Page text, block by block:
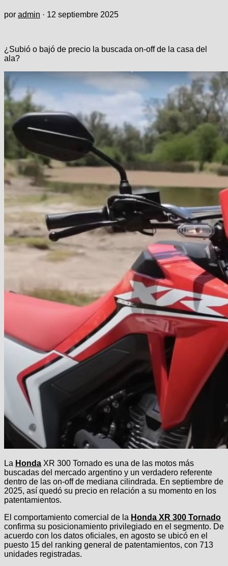
por admin · 12 septiembre 2025
¿Subió o bajó de precio la buscada on-off de la casa del
ala?
La Honda XR 300 Tornado es una de las motos más
buscadas del mercado argentino y un verdadero referente
dentro de las on-off de mediana cilindrada. En septiembre de
2025, así quedó su precio en relación a su momento en los
patentamientos.
El comportamiento comercial de la Honda XR 300 Tornado
confirma su posicionamiento privilegiado en el segmento. De
acuerdo con los datos oficiales, en agosto se ubicó en el
puesto 15 del ranking general de patentamientos, con 713
unidades registradas.